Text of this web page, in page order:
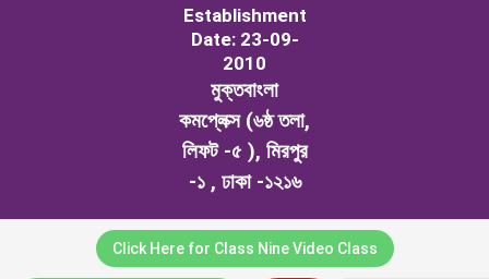
Establishment
Date: 23-09-
2010
মুক্তবাংলা
কমপ্লেক্স (৬ষ্ঠ তলা,
লিফট -৫ ), মিরপুর
-১ , ঢাকা -১২১৬
Click Here for Class Nine Video Class